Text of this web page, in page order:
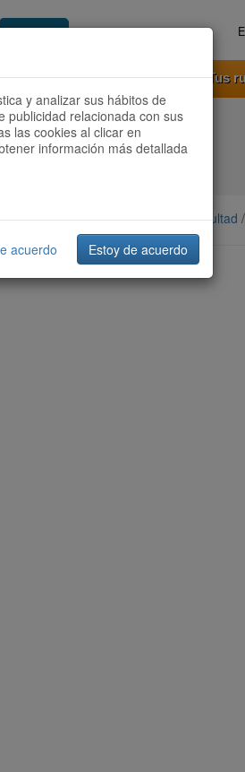
Acceder Registrate ahora
funciona Tus
Ordenar por: Más recientes /Dificultad /
y analizar sus hábitos de
publicidad relacionada con sus
las cookies al clicar en
información más detallada
acuerdo Estoy de acuerdo